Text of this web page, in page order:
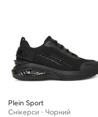
Plein Sport
Снікерcи · Чорний